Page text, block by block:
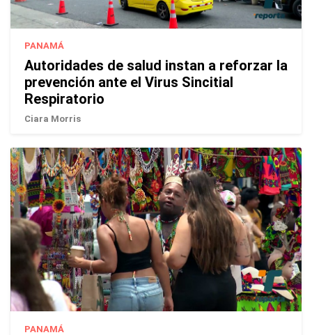
PANAMÁ
Autoridades de salud instan a reforzar la
prevención ante el Virus Sincitial
Respiratorio
Ciara Morris
PANAMÁ